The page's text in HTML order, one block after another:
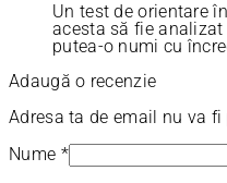
Un test de orientare
acesta să fie
putea-o numi cu
Adaugă o recenzie
Adresa ta de email nu va
Nume *